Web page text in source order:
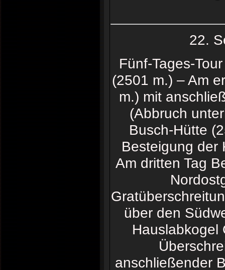
22.
Fünf-Tages-
(2501 m.) – Am
m.) mit
(Abbruch
Busch-Hütte
Besteigung der
Am dritten Tag
über den
Hauslabkogel
anschließender